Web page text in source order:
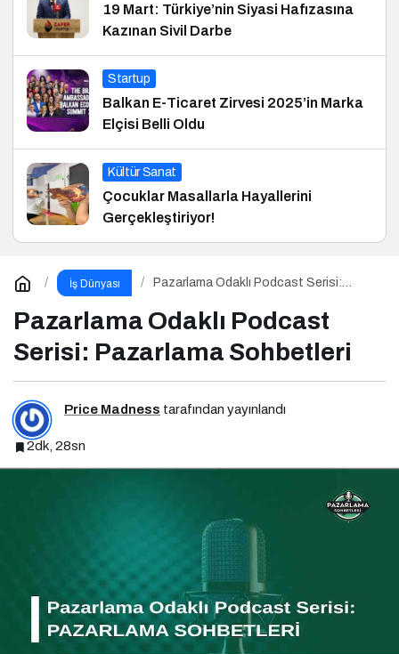
19 Mart: Türkiye’nin Siyasi Hafızasına
Kazınan Sivil Darbe
Startup
Balkan E-Ticaret Zirvesi 2025’in Marka
Elçisi Belli Oldu
Kültür Sanat
Çocuklar Masallarla Hayallerini
Gerçekleştiriyor!
İş Dünyası
Pazarlama Odaklı Podcast Serisi:
Pazarlama Odaklı Podcast
Serisi: Pazarlama Sohbetleri
Price Madness tarafından yayınlandı
2dk, 28sn